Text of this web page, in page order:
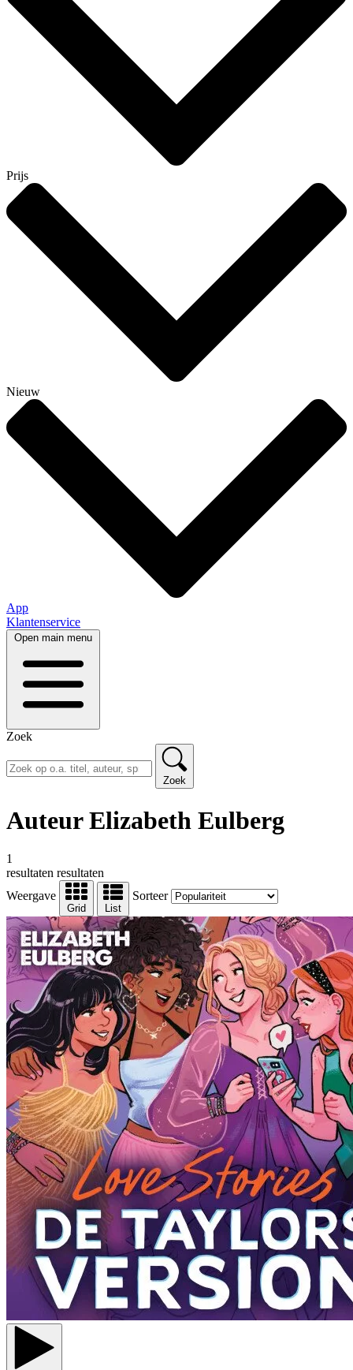
Prijs
Nieuw
App
Klantenservice
Open main menu
Zoek
Zoek
Auteur Elizabeth Eulberg
1
resultaten resultaten
Weergave
Grid List
Sorteer